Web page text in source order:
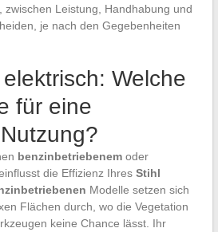
zwischen Leistung, Handhabung und
je nach den Gegebenheiten
Welche
für eine
benzinbetriebenemoder
die Effizienz Ihres Stihl
Modelle setzen sich
Flächen durch, wo die Vegetation
keine Chance lässt. Ihr